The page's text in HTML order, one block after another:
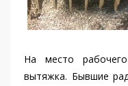
На место
вытяжка. Бывшие